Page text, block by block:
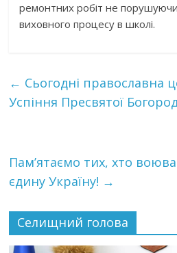
ремонтних робіт не
виховного процесу в школі.
← Сьогодні православна
Успіння Пресвятої
Пам’ятаємо тих, хто
єдину Україну! →
Селищний голова